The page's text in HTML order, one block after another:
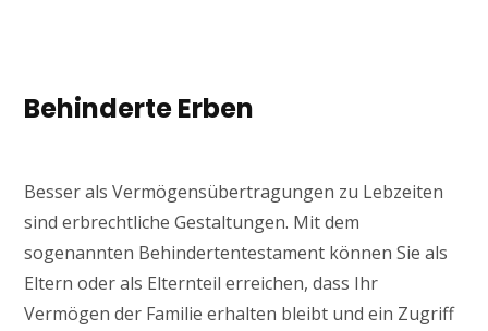
Behinderte Erben
Besser als Vermögensübertragungen zu Lebzeiten
sind erbrechtliche Gestaltungen. Mit dem
sogenannten Behindertentestament können Sie als
Eltern oder als Elternteil erreichen, dass Ihr
Vermögen der Familie erhalten bleibt und ein Zugriff